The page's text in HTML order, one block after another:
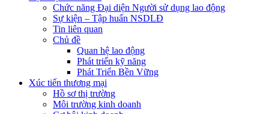
Chức năng Đại diện Người sử dụng lao động
Sự kiện – Tập huấn NSDLĐ
Tin liên quan
Chủ đề
Quan hệ lao động
Phát triển kỹ năng
Phát Triển Bền Vững
Xúc tiến thương mại
Hồ sơ thị trường
Môi trường kinh doanh